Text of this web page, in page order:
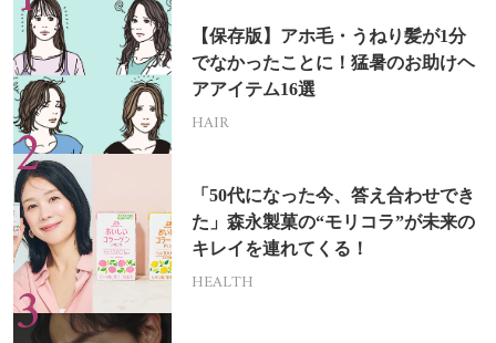
【保存版】アホ毛・うねり髪が1分
でなかったことに！猛暑のお助けヘ
アアイテム16選
HAIR
「50代になった今、答え合わせでき
た」森永製菓の“モリコラ”が未来の
キレイを連れてくる！
HEALTH